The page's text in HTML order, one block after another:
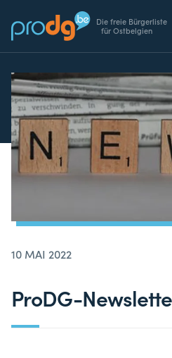
Die freie Bürgerliste
für Ostbelgien
10 MAI 2022
ProDG-